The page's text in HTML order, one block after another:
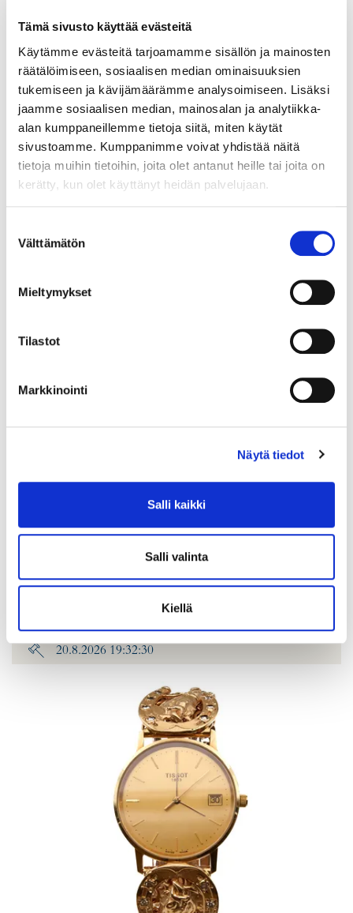
Tämä sivusto käyttää evästeitä
Käytämme evästeitä tarjoamamme sisällön ja mainosten
räätälöimiseen, sosiaalisen median ominaisuuksien
tukemiseen ja kävijämäärämme analysoimiseen. Lisäksi
jaamme sosiaalisen median, mainosalan ja analytiikka-
alan kumppaneillemme tietoja siitä, miten käytät
sivustoamme. Kumppanimme voivat yhdistää näitä
tietoja muihin tietoihin, joita olet antanut heille tai joita on
kerätty, kun olet käyttänyt heidän palvelujaan.
valinta
Välttämätön
Mieltymykset
Tilastot
Markkinointi
Näytä tiedot
Salli kaikki
Salli valinta
Kiellä
Rannekello Casio G-Shock, Mudmaster, GWG-2000, 5678, Ø
50mm, pituus 23cm.
Tarjous:140 € (1)
Johtava huuto:adalia
Hakaniemen Pantti
20.8.2026 19:01:30
Timanttisormus 2xn.0.40ct 1xn.0.80ct, koko 20¼, leveys 6-
15mm, 750br kelta-, valko- ja punakultaa, Paino: 11 g
Lähtöhinta:2 200 €
20.8.2026 19:32:30